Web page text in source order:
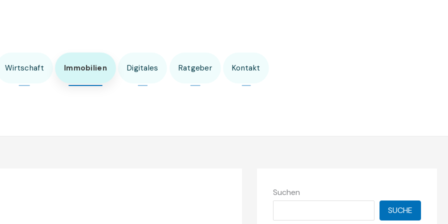
Wirtschaft Immobilien Digitales Ratgeber Kontakt
Suchen
SUCHE